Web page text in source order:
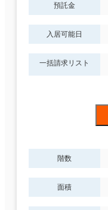
預託金
入居可能日
一括請求リスト
階数
面積